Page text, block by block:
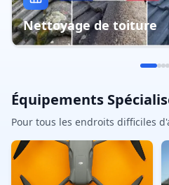
Nettoyage de toiture
Équipements
Pour tous les endroits difficiles